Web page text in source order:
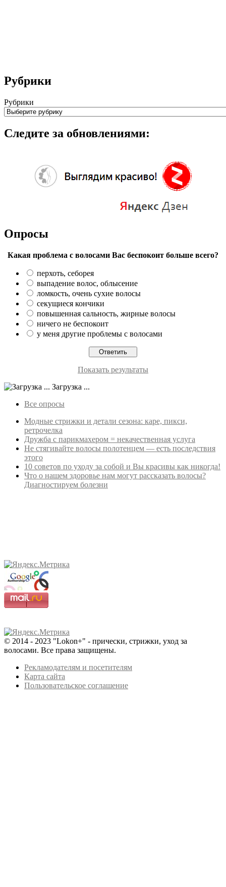
Рубрики
Рубрики
Следите за обновлениями:
Опросы
Какая проблема с волосами Вас беспокоит больше всего?
перхоть, себорея
выпадение волос, облысение
ломкость, очень сухие волосы
секущиеся кончики
повышенная сальность, жирные волосы
ничего не беспокоит
у меня другие проблемы с волосами
Показать результаты
Загрузка ...
Все опросы
Модные стрижки и детали сезона: каре, пикси,
ретрочелка
Дружба с парикмахером = некачественная услуга
Не стягивайте волосы полотенцем — есть последствия
этого
10 советов по уходу за собой и Вы красивы как никогда!
Что о нашем здоровье нам могут рассказать волосы?
Диагностируем болезни
© 2014 - 2023 "Lokon+" - прически, стрижки, уход за
волосами. Все права защищены.
Рекламодателям и посетителям
Карта сайта
Пользовательское соглашение